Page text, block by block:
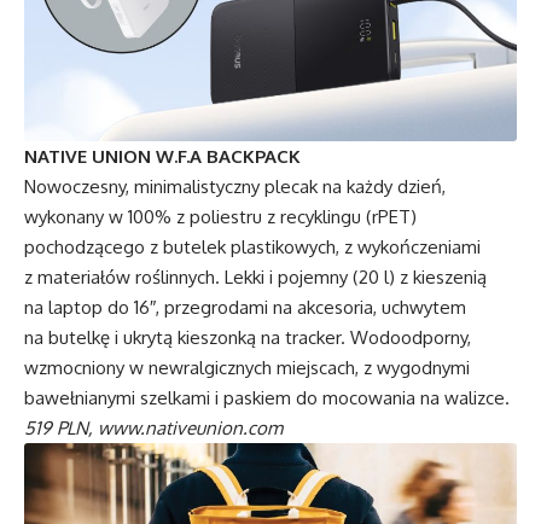
NATIVE UNION W.F.A BACKPACK
Nowoczesny, minimalistyczny plecak na każdy dzień,
wykonany w 100% z poliestru z recyklingu (rPET)
pochodzącego z butelek plastikowych, z wykończeniami
z materiałów roślinnych. Lekki i pojemny (20 l) z kieszenią
na laptop do 16″, przegrodami na akcesoria, uchwytem
na butelkę i ukrytą kieszonką na tracker. Wodoodporny,
wzmocniony w newralgicznych miejscach, z wygodnymi
bawełnianymi szelkami i paskiem do mocowania na walizce.
519 PLN, www.nativeunion.com